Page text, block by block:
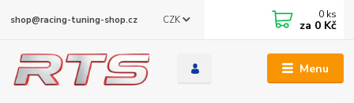
Menu
CZK
shop@racing-tuning-shop.cz 0 ks
za 0 Kč